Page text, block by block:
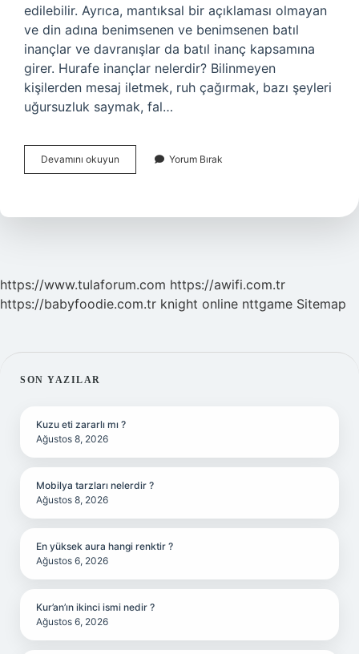
edilebilir. Ayrıca, mantıksal bir açıklaması olmayan
ve din adına benimsenen ve benimsenen batıl
inançlar ve davranışlar da batıl inanç kapsamına
girer. Hurafe inançlar nelerdir? Bilinmeyen
kişilerden mesaj iletmek, ruh çağırmak, bazı şeyleri
uğursuzluk saymak, fal…
Devamını okuyun
Örnekleri
Yorum Bırak
https://www.tulaforum.com https://awifi.com.tr
https://babyfoodie.com.tr knight online nttgame Sitemap
SIDEBAR
SON YAZILAR
Kuzu eti zararlı mı ?
Ağustos 8, 2026
Mobilya tarzları nelerdir ?
Ağustos 8, 2026
En yüksek aura hangi renktir ?
Ağustos 6, 2026
Kur’an’ın ikinci ismi nedir ?
Ağustos 6, 2026